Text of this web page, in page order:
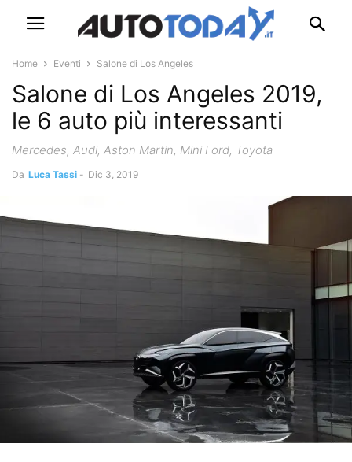
Home Eventi Salone di Los Angeles
Salone di Los Angeles 2019,
le 6 auto più interessanti
Mercedes, Audi, Aston Martin, Mini Ford, Toyota
Da Luca Tassi - Dic 3, 2019